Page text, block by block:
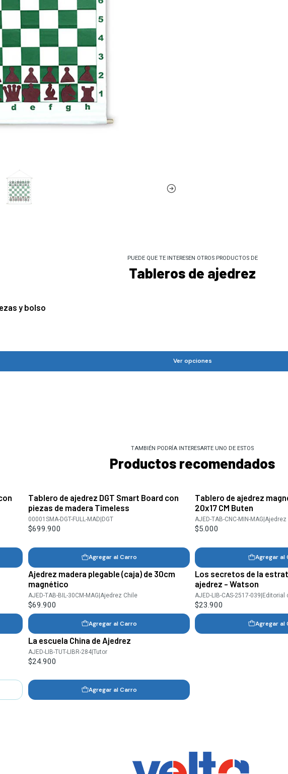
PUEDE QUE TE INTERESEN OTROS PRODUCTOS DE
Tableros de ajedrez
y bolso
Ver opciones
TAMBIÉN PODRÍA INTERESARTE UNO DE ESTOS
Productos recomendados
Tablero de ajedrez DGT Smart Board con
piezas de madera Timeless
00001SMA-DGT-FULL-MAD DGT
$699.900
Agregar al Carro
Tablero de ajedrez
20x17 CM Buten
AJED-TAB-CNC-MIN-MAG |Ajedrez
$5.000
Agregar al
Ajedrez madera plegable (caja) de 30cm
magnético
AJED-TAB-BIL-30CM-MAG Ajedrez Chile
$69.900
Agregar al Carro
Los secretos de la
ajedrez - Watson
AJED-LIB-CAS-2517-039 Editorial
$23.900
Agregar al
La escuela China de Ajedrez
AJED-LIB-TUT-LIBR-284|Tutor
$24.900
Agregar al Carro